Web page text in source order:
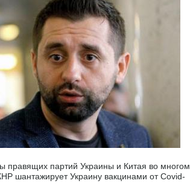
правящих партий Украины и Китая во многом
шантажирует Украину вакцинами от Covid-